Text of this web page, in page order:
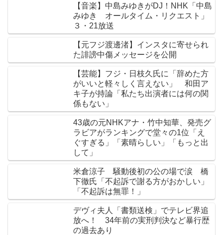
【音楽】中島みゆきがDJ！NHK「中島
みゆき オールタイム・リクエスト」
３・21放送
【元フジ渡邊渚】インスタに寄せられ
た誹謗中傷メッセージを公開
【芸能】フジ・日枝久氏に「辞めた方
がいいと軽々しく言えない」 和田ア
キ子が持論「私たち出演者には何の関
係もない」
43歳の元NHKアナ・竹中知華、発売グ
ラビアがランキングで堂々の1位「え
ぐすぎる」「素晴らしい」「もっと出
して」
米倉涼子 騒動後初の公の場で涙 橋
下徹氏「不起訴で謝る方がおかしい」
「不起訴は無罪！」
デヴィ夫人「書類送検」でテレビ界追
放へ！ 34年前の実刑判決など暴行歴
の過去あり